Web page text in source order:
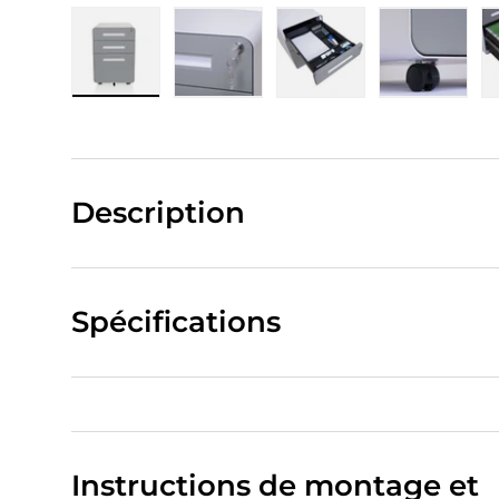
Description
Spécifications
Instructions de montage et